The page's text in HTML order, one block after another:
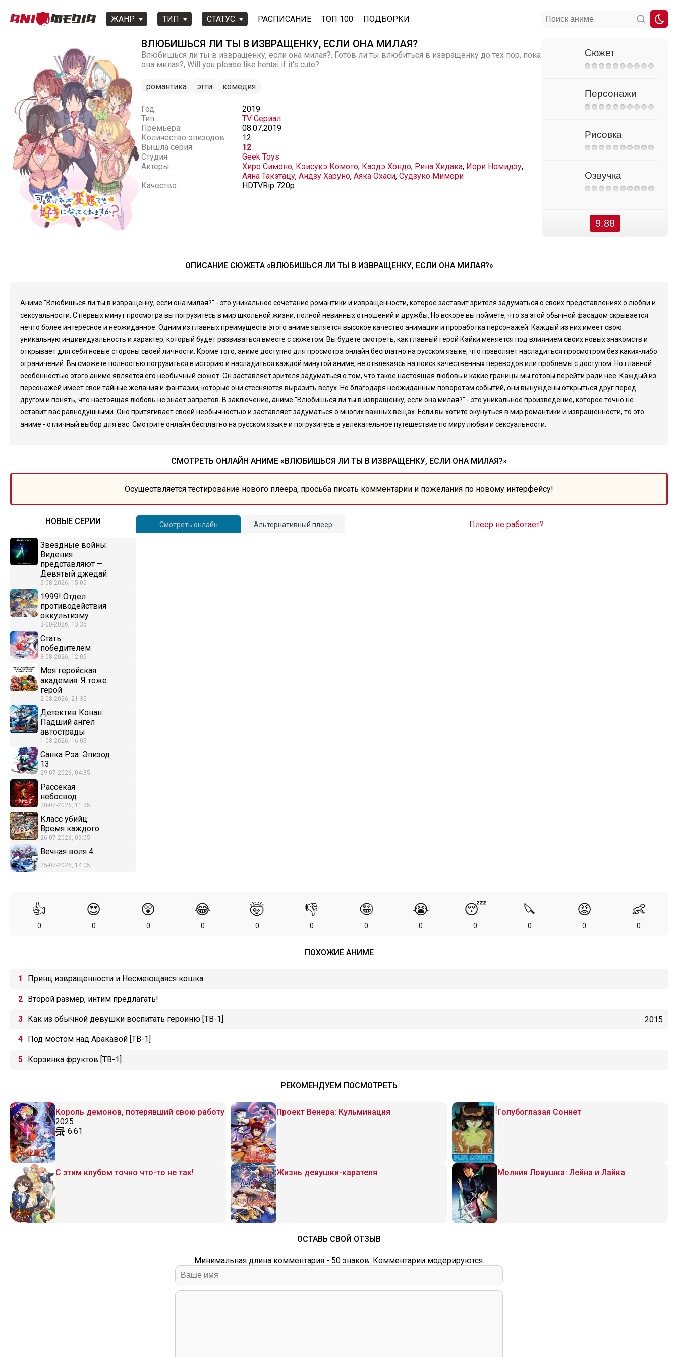
ЖАНР ТИП СТАТУС РАСПИСАНИЕ ТОП 100 ПОДБОРКИ
ВЛЮБИШЬСЯ ЛИ ТЫ В ИЗВРАЩЕНКУ, ЕСЛИ ОНА МИЛАЯ?
Влюбишься ли ты в извращенку, если она милая?, Готов ли ты влюбиться в извращенку до тех пор, пока
она милая?, Will you please like hentai if it's cute?
романтика этти комедия
Год:
2019
Тип:
TV Сериал
Премьера:
08.07.2019
Количество эпизодов:
12
Вышла серия:
12
Студия:
Geek Toys
Актеры:
Хиро Симоно, Кэисукэ Комото, Каэдэ Хондо, Рина Хидака, Иори Номидзу,
Аяна Такэтацу, Андзу Харуно, Аяка Охаси, Судзуко Мимори
Качество:
HDTVRip 720p
Сюжет
Персонажи
Рисовка
Озвучка
9.88
ОПИСАНИЕ СЮЖЕТА «ВЛЮБИШЬСЯ ЛИ ТЫ В ИЗВРАЩЕНКУ, ЕСЛИ ОНА МИЛАЯ?»
Аниме "Влюбишься ли ты в извращенку, если она милая?" - это уникальное сочетание романтики и извращенности, которое заставит зрителя задуматься о своих представлениях о любви и
сексуальности. С первых минут просмотра вы погрузитесь в мир школьной жизни, полной невинных отношений и дружбы. Но вскоре вы поймете, что за этой обычной фасадом скрывается
нечто более интересное и неожиданное. Одним из главных преимуществ этого аниме является высокое качество анимации и проработка персонажей. Каждый из них имеет свою
уникальную индивидуальность и характер, который будет развиваться вместе с сюжетом. Вы будете смотреть, как главный герой Кэйки меняется под влиянием своих новых знакомств и
открывает для себя новые стороны своей личности. Кроме того, аниме доступно для просмотра онлайн бесплатно на русском языке, что позволяет насладиться просмотром без каких-либо
ограничений. Вы сможете полностью погрузиться в историю и насладиться каждой минутой аниме, не отвлекаясь на поиск качественных переводов или проблемы с доступом. Но главной
особенностью этого аниме является его необычный сюжет. Он заставляет зрителя задуматься о том, что такое настоящая любовь и какие границы мы готовы перейти ради нее. Каждый из
персонажей имеет свои тайные желания и фантазии, которые они стесняются выразить вслух. Но благодаря неожиданным поворотам событий, они вынуждены открыться друг перед
другом и понять, что настоящая любовь не знает запретов. В заключение, аниме "Влюбишься ли ты в извращенку, если она милая?" - это уникальное произведение, которое точно не
оставит вас равнодушными. Оно притягивает своей необычностью и заставляет задуматься о многих важных вещах. Если вы хотите окунуться в мир романтики и извращенности, то это
аниме - отличный выбор для вас. Смотрите онлайн бесплатно на русском языке и погрузитесь в увлекательное путешествие по миру любви и сексуальности.
СМОТРЕТЬ ОНЛАЙН АНИМЕ «ВЛЮБИШЬСЯ ЛИ ТЫ В ИЗВРАЩЕНКУ, ЕСЛИ ОНА МИЛАЯ?»
Осуществляется тестирование нового плеера, просьба писать комментарии и пожелания по новому интерфейсу!
НОВЫЕ СЕРИИ
Звёздные войны:
Видения
представляют —
Девятый джедай
5-08-2026, 15:05
1999! Отдел
противодействия
оккультизму
3-08-2026, 13:35
Стать
победителем
3-08-2026, 12:05
Моя геройская
академия: Я тоже
герой
2-08-2026, 21:35
Детектив Конан:
Падший ангел
автострады
1-08-2026, 16:05
Санка Рэа: Эпизод
13
29-07-2026, 04:35
Рассекая
небосвод
28-07-2026, 11:35
Класс убийц:
Время каждого
26-07-2026, 09:05
Вечная воля 4
25-07-2026, 14:05
Смотреть онлайн Альтернативный плеер Плеер не работает?
👍
0
😍
0
😲
0
😂
0
🤯
0
👎
0
🤪
0
😭
0
😴
0
🔪
0
😡
0
👶
0
ПОХОЖИЕ АНИМЕ
Принц извращенности и Несмеющаяся кошка
Второй размер, интим предлагать!
Как из обычной девушки воспитать героиню [ТВ-1] 2015
Под мостом над Аракавой [ТВ-1]
Корзинка фруктов [ТВ-1]
РЕКОМЕНДУЕМ ПОСМОТРЕТЬ
Король демонов, потерявший свою работу
2025
6.61
Проект Венера: Кульминация Голубоглазая Соннет
С этим клубом точно что-то не так! Жизнь девушки-карателя Молния Ловушка: Лейна и Лайка
ОСТАВЬ СВОЙ ОТЗЫВ
Минимальная длина комментария - 50 знаков. Комментарии модерируются.